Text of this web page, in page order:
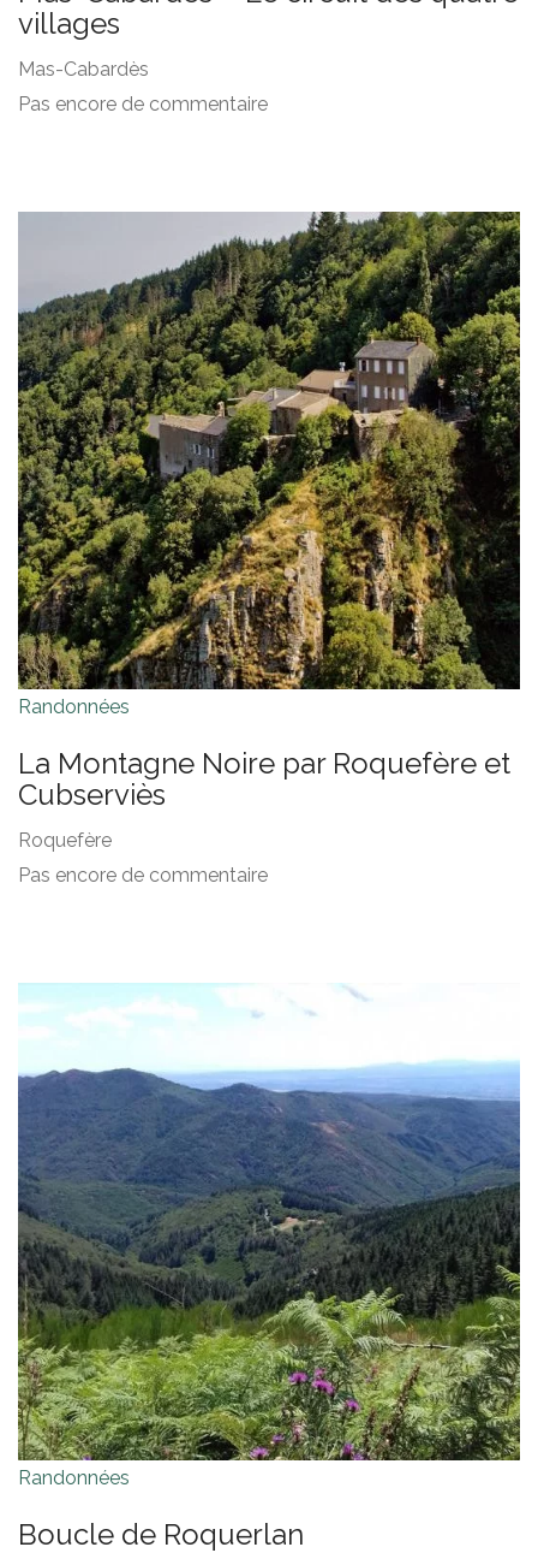
villages
Mas-Cabardès
Pas encore de commentaire
Randonnées
La Montagne Noire par Roquefère et
Cubserviès
Roquefère
Pas encore de commentaire
Randonnées
Boucle de Roquerlan